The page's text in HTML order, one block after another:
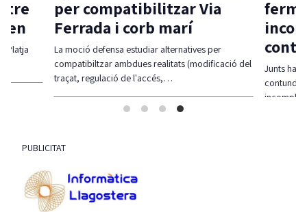
Junts ha
Platja
per compatibilitzar Via
Ferrada i corb marí
La moció defensa estudiar alternatives per
compatibiltzar ambdues realitats (modificació del
traçat, regulació de l'accés,…
PUBLICITAT